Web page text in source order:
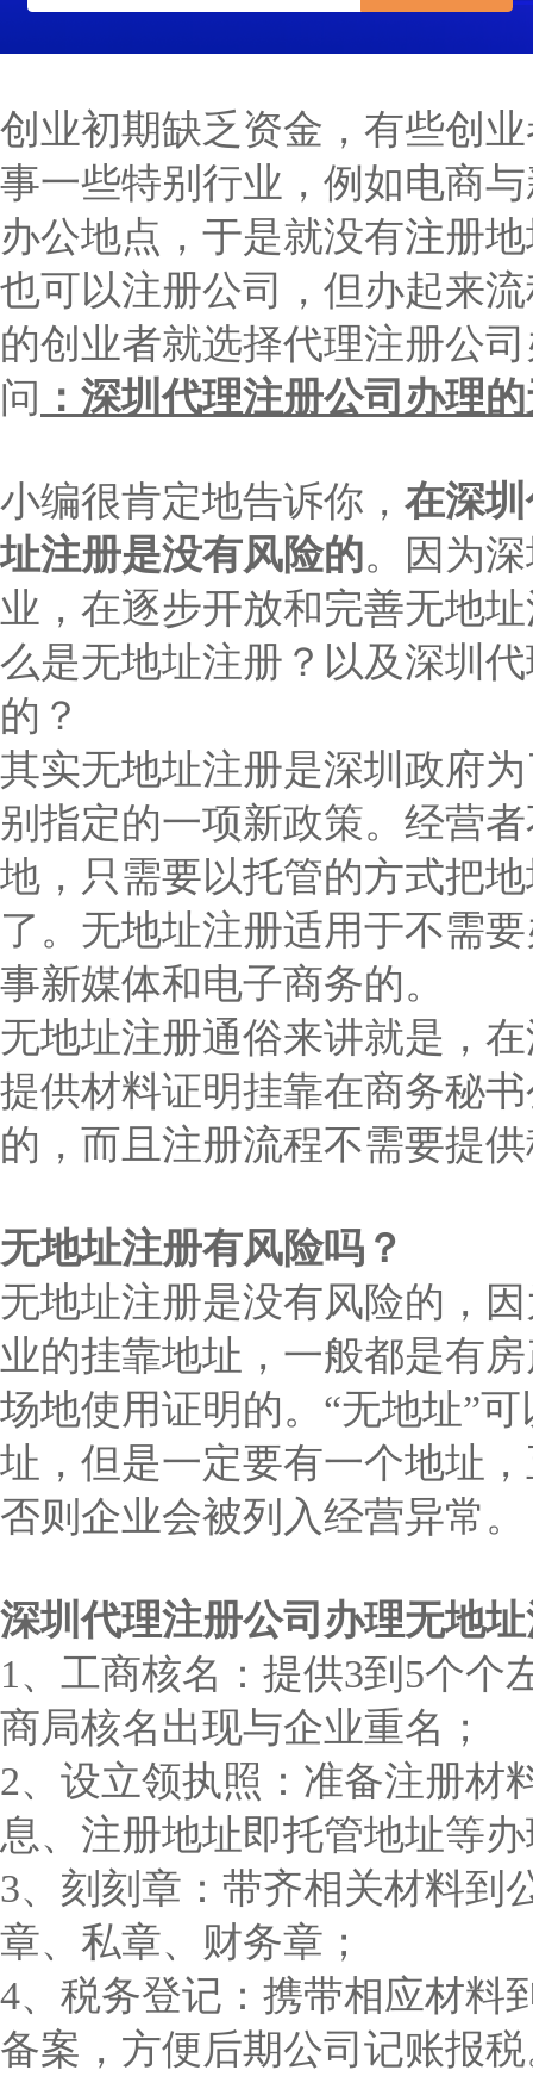
创业初期缺乏资金，有些创
事一些特别行业，例如电商
办公地点，于是就没有注册
也可以注册公司，但办起来
的创业者就选择代理注册公
问 ：深圳代理注册公司办理
小编很肯定地告诉你， 在深
址注册是没有风险的。因为
业，在逐步开放和完善无地
么是无地址注册？以及深圳
的？
其实无地址注册是深圳政府
别指定的一项新政策。经营
地，只需要以托管的方式把
了。无地址注册适用于不需
事新媒体和电子商务的。
无地址注册通俗来讲就是，
提供材料证明挂靠在商务秘
的，而且注册流程不需要提
无地址注册有风险吗？
无地址注册是没有风险的，
业的挂靠地址，一般都是有
场地使用证明的。“无地址”
址，但是一定要有一个地址
否则企业会被列入经营异常。
深圳代理注册公司办理无地
1、工商核名：提供3到5个个
商局核名出现与企业重名；
2、设立领执照：准备注册材
息、注册地址即托管地址等
3、刻刻章：带齐相关材料到
章、私章、财务章；
4、税务登记：携带相应材料
备案，方便后期公司记账报